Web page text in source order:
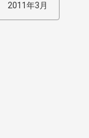
2011年3月